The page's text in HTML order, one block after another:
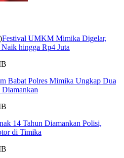
Festival UMKM Mimika Digelar,
hingga Rp4 Juta
Babat Polres Mimika Ungkap Dua
Diamankan
14 Tahun Diamankan Polisi,
di Timika